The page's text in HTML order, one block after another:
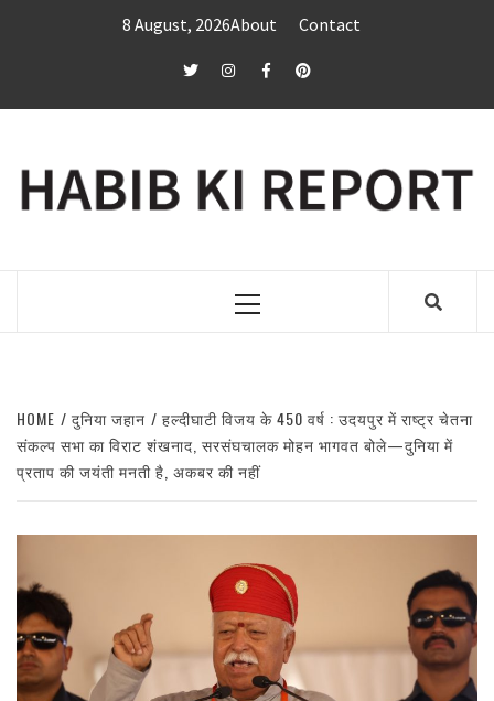
8 August, 2026About Contact
twitterInstagramFacebookPinterest
Primary
HOME दुनिया जहान
हल्दीघाटी विजय के 450 वर्ष : उदयपुर में राष्ट्र चेतना
संकल्प सभा का विराट शंखनाद, सरसंघचालक मोहन भागवत बोले—दुनिया में
प्रताप की जयंती मनती है, अकबर की नहीं